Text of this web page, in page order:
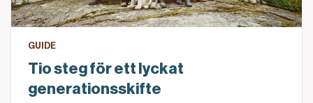
GUIDE
Tio steg för ett lyckat
generationsskifte